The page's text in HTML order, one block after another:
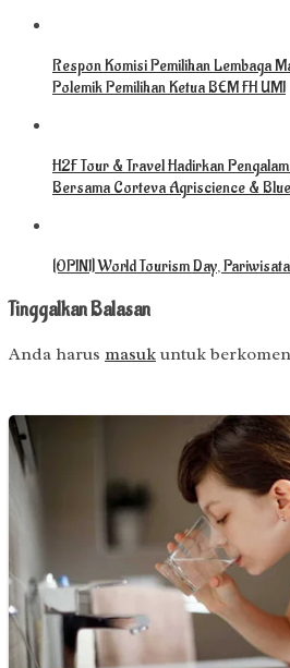
Respon Komisi Pemilihan Lembaga
Polemik Pemilihan Ketua BEM FH UMI
H2F Tour & Travel Hadirkan
Bersama Corteva Agriscience &
[OPINI] World Tourism Day,
Tinggalkan Balasan
Anda harus masuk untuk